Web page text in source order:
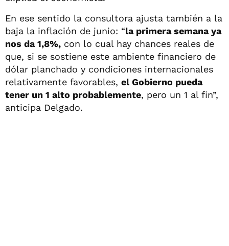
En ese sentido la consultora ajusta también a la
baja la inflación de junio: “la primera semana ya
nos da 1,8%, con lo cual hay chances reales de
que, si se sostiene este ambiente financiero de
dólar planchado y condiciones internacionales
relativamente favorables, el Gobierno pueda
tener un 1 alto probablemente, pero un 1 al fin”,
anticipa Delgado.